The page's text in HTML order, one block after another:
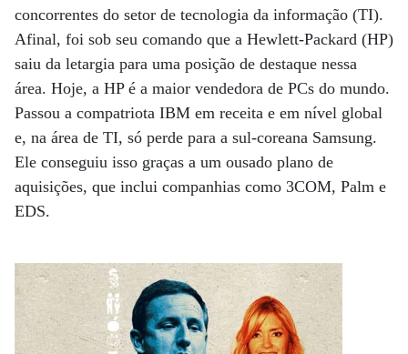
concorrentes do setor de tecnologia da informação (TI).
Afinal, foi sob seu comando que a Hewlett-Packard (HP)
saiu da letargia para uma posição de destaque nessa
área. Hoje, a HP é a maior vendedora de PCs do mundo.
Passou a compatriota IBM em receita e em nível global
e, na área de TI, só perde para a sul-coreana Samsung.
Ele conseguiu isso graças a um ousado plano de
aquisições, que inclui companhias como 3COM, Palm e
EDS.